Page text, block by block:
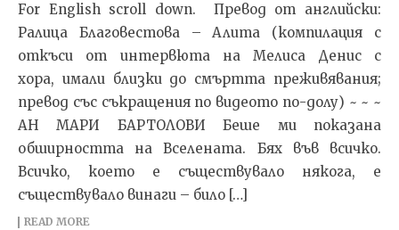
For English scroll down. Превод от английски:
Ралица Благовестова – Алита (компилация с
откъси от интервюта на Мелиса Денис с
хора, имали близки до смъртта преживявания;
превод със съкращения по видеото по-долу) ~ ~ ~
АН МАРИ БАРТОЛОВИ Беше ми показана
обширността на Вселената. Бях във всичко.
Всичко, което е съществувало някога, е
съществувало винаги – било […]
READ MORE